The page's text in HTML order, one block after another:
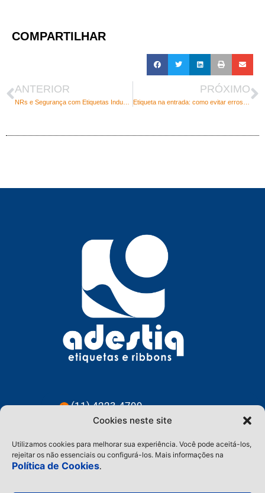
Cookies neste site
Utilizamos cookies para melhorar sua experiência. Você pode aceitá-los,
rejeitar os não essenciais ou configurá-los. Mais informações na
Política de Cookies.
COMPARTILHAR
ANTERIOR PRÓXIMO
(11) 4223-4799
(11) 91228-3583
contato@adestiq.com.br
@adestiq